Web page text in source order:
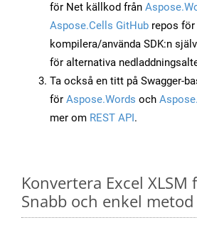
för Net källkod från
Aspose.Cells GitHub repos
kompilera/använda SDK:n
för alternativa
Ta också en titt på Swagger-
för Aspose.Words och
mer om REST API.
Konvertera Excel
Snabb och enkel metod